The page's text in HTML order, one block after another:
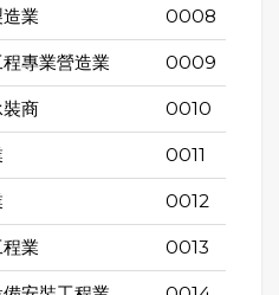
業 0008
專業營造業 0009
裝商 0010
0011
0012
業 0013